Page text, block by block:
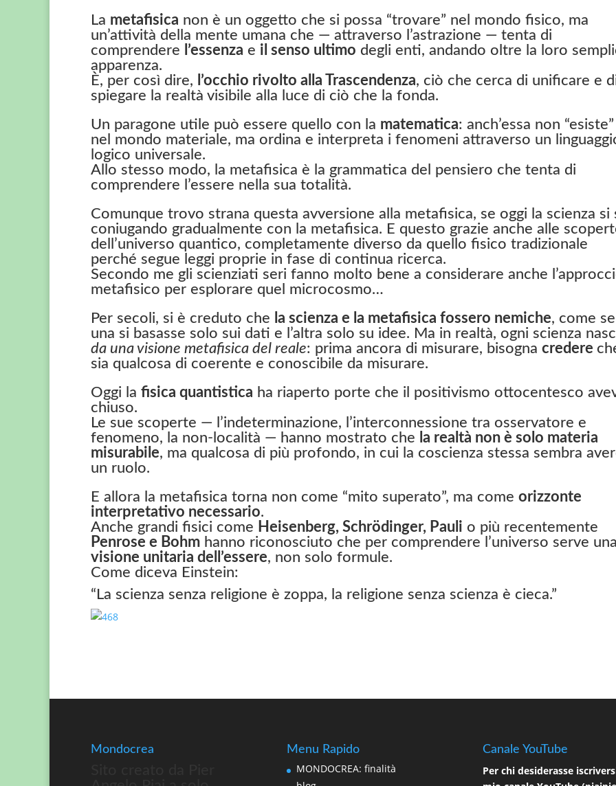
La metafisica non è un oggetto che si possa “trovare” nel mondo fisico, ma
un’attività della mente umana che — attraverso l’astrazione — tenta di
comprendere l’essenza e il senso ultimo degli enti, andando oltre la loro
apparenza.
È, per così dire, l’occhio rivolto alla Trascendenza, ciò che cerca di unificare e
spiegare la realtà visibile alla luce di ciò che la fonda.
Un paragone utile può essere quello con la matematica: anch’essa non “esiste”
nel mondo materiale, ma ordina e interpreta i fenomeni attraverso un
logico universale.
Allo stesso modo, la metafisica è la grammatica del pensiero che tenta di
comprendere l’essere nella sua totalità.
Comunque trovo strana questa avversione alla metafisica, se oggi la scienza si
coniugando gradualmente con la metafisica. E questo grazie anche alle
dell’universo quantico, completamente diverso da quello fisico tradizionale
perché segue leggi proprie in fase di continua ricerca.
Secondo me gli scienziati seri fanno molto bene a considerare anche
metafisico per esplorare quel microcosmo…
Per secoli, si è creduto che la scienza e la metafisica fossero nemiche, come se
una si basasse solo sui dati e l’altra solo su idee. Ma in realtà, ogni scienza
da una visione metafisica del reale: prima ancora di misurare, bisogna credere
sia qualcosa di coerente e conoscibile da misurare.
Oggi la fisica quantistica ha riaperto porte che il positivismo ottocentesco
chiuso.
Le sue scoperte — l’indeterminazione, l’interconnessione tra osservatore e
fenomeno, la non-località — hanno mostrato che la realtà non è solo materia
misurabile, ma qualcosa di più profondo, in cui la coscienza stessa sembra
un ruolo.
E allora la metafisica torna non come “mito superato”, ma come orizzonte
interpretativo necessario.
Anche grandi fisici come Heisenberg, Schrödinger, Pauli o più recentemente
Penrose e Bohm hanno riconosciuto che per comprendere l’universo serve una
visione unitaria dell’essere, non solo formule.
Come diceva Einstein:
“La scienza senza religione è zoppa, la religione senza scienza è cieca.”
Mondocrea Menu Rapido
MONDOCREA: finalità
Canale YouTube
Per chi desiderasse